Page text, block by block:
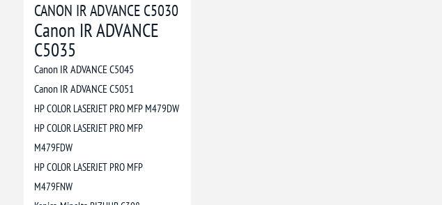
CANON IR ADVANCE C5030
Canon IR ADVANCE
C5035
Canon IR ADVANCE C5045
Canon IR ADVANCE C5051
HP COLOR LASERJET PRO MFP M479DW
HP COLOR LASERJET PRO MFP
M479FDW
HP COLOR LASERJET PRO MFP
M479FNW